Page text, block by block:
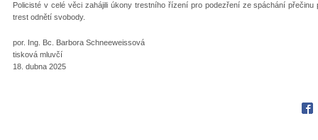
Policisté v celé věci zahájili úkony trestního řízení pro podezření ze spáchání
trest odnětí svobody.
por. Ing. Bc. Barbora Schneeweissová
tisková mluvčí
18. dubna 2025